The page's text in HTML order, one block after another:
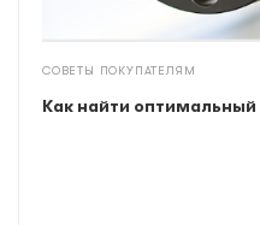
СОВЕТЫ ПОКУПАТЕЛЯМ
Как найти оптимальный